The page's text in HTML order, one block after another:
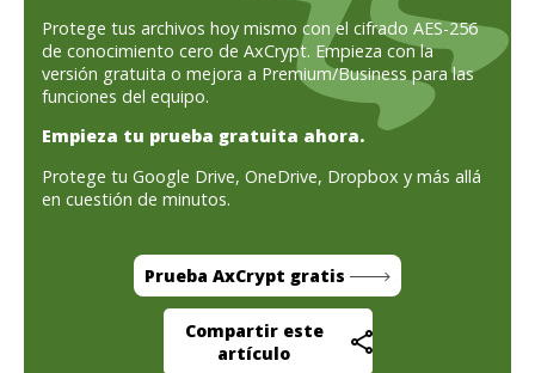
Protege tus archivos hoy mismo con el cifrado AES-256
de conocimiento cero de AxCrypt. Empieza con la
versión gratuita o mejora a Premium/Business para las
funciones del equipo.
Empieza tu prueba gratuita ahora.
Protege tu Google Drive, OneDrive, Dropbox y más allá
en cuestión de minutos.
Prueba AxCrypt gratis
Compartir este
artículo